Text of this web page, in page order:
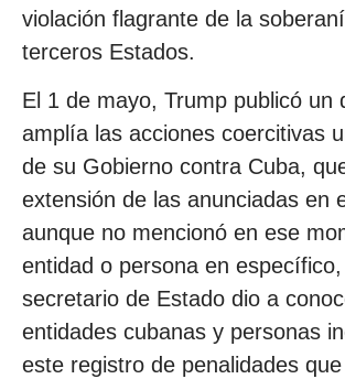
violación flagrante de la
terceros Estados.
El 1 de mayo, Trump publicó un
amplía las acciones coercitivas
de su Gobierno contra Cuba,
extensión de las anunciadas en
aunque no mencionó en ese
entidad o persona en
secretario de Estado dio a
entidades cubanas y personas
este registro de penalidades